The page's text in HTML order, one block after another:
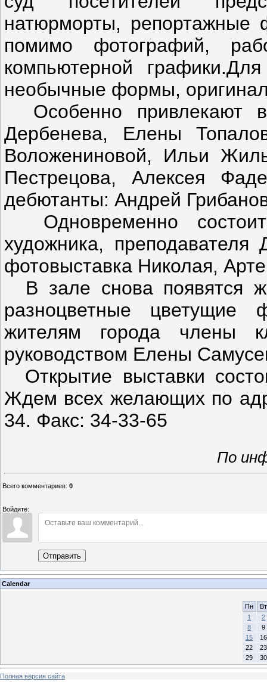
натюрморты, репортажные
помимо фотографий,
компьютерной
необычные формы,
Особенно привлекают
Дербенева, Елены
Воложениновой, Ильи
Пестрецова, Алексея
дебютанты: Андрей
Одновременно
художника,
фотовыставка Николая,
В зале снова появятся
разноцветные цветущие
жителям города члены
руководством Елены
Открытие выставки
Ждем всех желающих по
34. Факс: 34-33-65
По
Всего комментариев: 0
Войдите:
Отправить
Calendar
Пн
Вт
1
2
8
9
15
16
22
23
29
30
Полная версия сайта